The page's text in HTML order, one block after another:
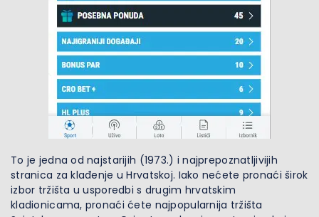
To je jedna od najstarijih (1973.) i najprepoznatljivijih
stranica za klađenje u Hrvatskoj. Iako nećete pronaći širok
izbor tržišta u usporedbi s drugim hrvatskim
kladionicama, pronaći ćete najpopularnija tržišta